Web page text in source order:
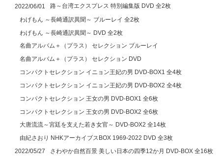
2022/06/01
路～台湾エクスプレス 特別編集版 DVD 全2枚
わげもん ～長崎通訳異聞～ ブルーレイ 全2枚
わげもん ～長崎通訳異聞～ DVD 全2枚
名曲アルバム＋（プラス） セレクション ブルーレイ
名曲アルバム＋（プラス） セレクション DVD
コンパクトセレクション イニョン王妃の男 DVD-BOX1 全4枚
コンパクトセレクション イニョン王妃の男 DVD-BOX2 全4枚
コンパクトセレクション 王女の男 DVD-BOX1 全6枚
コンパクトセレクション 王女の男 DVD-BOX2 全6枚
大唐流流～宮廷を支えた若き女官～ DVD-BOX2 全14枚
由紀さおり NHKアーカイブスBOX 1969-2022 DVD 全3枚
2022/05/27
さわやか自然百景 美しい日本の四季12か月 DVD-BOX 全16枚